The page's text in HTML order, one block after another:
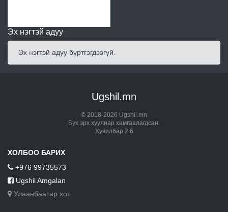
Эх нэгтэй адуу
Эх нэгтэй адуу бүртгэгдээгүй.
Ugshil.mn
© 2018-2026 Ugshil.mn
Бүх эрх хуулиар хамгаалагдсан.
Хувилбар 2.6
ХОЛБОО БАРИХ
+976 99735573
Ugshil Amgalan
Улаанбаатар хот